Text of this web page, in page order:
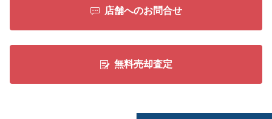
店舗へのお問合せ
無料売却査定